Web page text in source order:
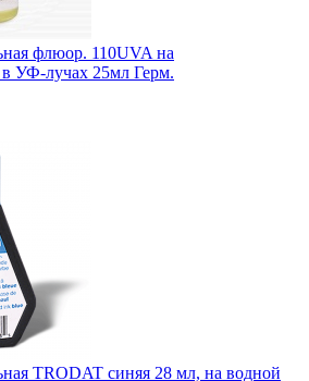
флюор. 110UVA на
УФ-лучах 25мл Герм.
TRODAT синяя 28 мл, на водной